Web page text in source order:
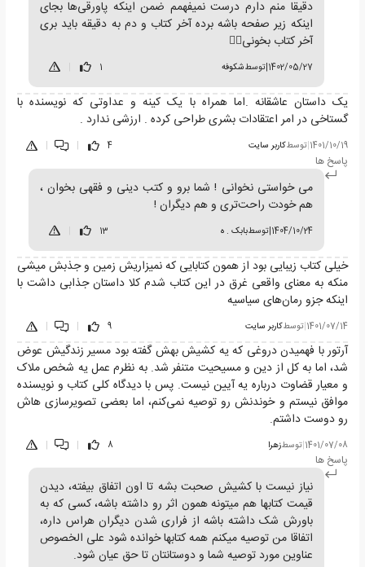
دقیقا منم دارم درست نمیفهمم ضمن اینکه پاورقی‌ها بجای
اینکه زیر صفحه باشه برده آخر کتاب و دم به دقیقه باید بری
آخر کتاب بخونی🤦‍♀️
1402/05/27
|توسطشکوفه 1
یک داستان عاشقانه .اما همراه با یک کینه و عداوتی که نویسنده با
گستاخی در امر اعتقادات بشری طراحی کرده . ارزشی ندارد .
1401/10/19
|توسطکاربر سایت 4
|
|
پاسخ ها
می خواستی نخوانی ! شما برو و کتب دینی و فقهی بخوان ،
هم خودت راحت‌تری و هم دیگران !
1404/10/24
|توسطبابک . ه 13
خیلی کتاب زیبایی بود از همون کتابایی که نمیزاریش زمین و جذبش میشی
منکه به معنای واقعی غرق در این کتاب شدم کلا داستان جذابی داشت با
اینکه جزو رمان‌های سیاسیه
1401/07/14
|توسطکاربر سایت 9
|
|
آرتور با فهمیدن دروغی که یه کشیش بهش گفته بود مسیر زندگیش عوض
شد، اما به کل از دین و مسیحیت متنفر شد. به نظرم عمل یه شخص ملاک
و معیار قضاوت درباره یه آیین نیست. پس با دیدگاه کلی کتاب و نویسنده
موافق نیستم و خوندنش رو توصیه نمی‌کنم، اما بعضی تصویرسازی هاش
رو دوست داشتم.
1401/07/08
|توسطزهرا 8
|
|
پاسخ ها
نیاز نیست با کشیش صحبت بشه تا اون اتفاق بیفته، دیدن
قیمت کتابها هم میتونه همون اثر رو داشته باشه، کسی که به
باورش شک داشته باشه از فراری شدن دیگران هراس داره،
اتفاقا من توصیه میکنم همه کتابها خوانده شود علی الخصوص
عناوین مورد توصیه شما و دوستانتان تا حق عیان شود.